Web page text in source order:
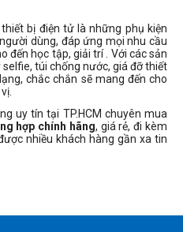
bị điện tử là những phụ kiện
dùng, đáp ứng mọi nhu cầu
đến học tập, giải trí . Với các sản
túi chống nước, giá đỡ thiết
chắc chắn sẽ mang đến cho
uy tín tại TP.HCM chuyên mua
hợp chính hãng, giá rẻ, đi kèm
nhiều khách hàng gần xa tin